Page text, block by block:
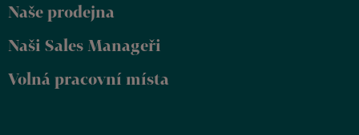
Naše prodejna
Naši Sales Manageři
Volná pracovní místa